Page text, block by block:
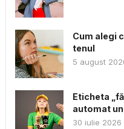
Cum alegi
tenul
5 august
Eticheta
automat
30 iulie 2026